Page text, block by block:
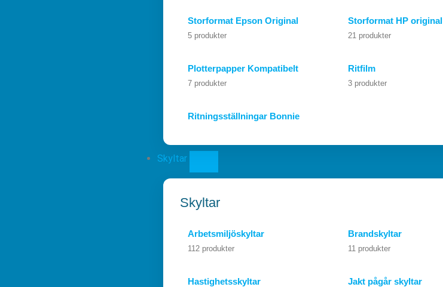
Storformat Epson Original
5 produkter
Storformat HP original
21 produkter
Plotterpapper Kompatibelt
7 produkter
Ritfilm
3 produkter
Ritningsställningar Bonnie
Skyltar
Skyltar
Arbetsmiljöskyltar
112 produkter
Brandskyltar
11 produkter
Hastighetsskyltar Jakt pågår skyltar